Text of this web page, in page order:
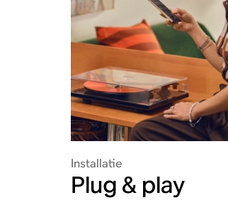
Installatie
Plug & play